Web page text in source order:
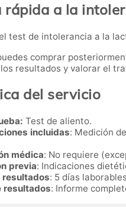
rápida a la
test de intolerancia a la
comprar
resultados y valorar el
del servicio
Test de aliento.
incluidas: Medición
médica: No requiere
previa: Indicaciones
resultados: 5 días
resultados: Informe